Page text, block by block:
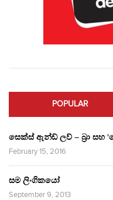
POPULAR
සෙක්ස් ඇන්ඩ් ලව් – බ්‍රා සහ
February 15, 2016
සම ලිංගිකයෝ
September 9, 2013